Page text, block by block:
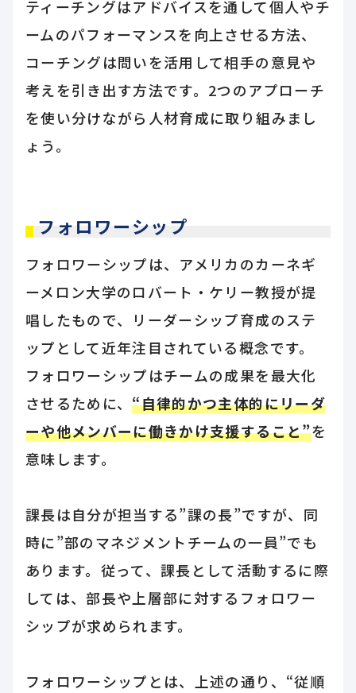
ティーチングはアドバイスを通して個人やチ
ームのパフォーマンスを向上させる方法、
コーチングは問いを活用して相手の意見や
考えを引き出す方法です。2つのアプローチ
を使い分けながら人材育成に取り組みまし
ょう。
フォロワーシップ
フォロワーシップは、アメリカのカーネギ
ーメロン大学のロバート・ケリー教授が提
唱したもので、リーダーシップ育成のステ
ップとして近年注目されている概念です。
フォロワーシップはチームの成果を最大化
させるために、“自律的かつ主体的にリーダ
ーや他メンバーに働きかけ支援すること”を
意味します。
課長は自分が担当する”課の長”ですが、同
時に”部のマネジメントチームの一員”でも
あります。従って、課長として活動するに際
しては、部長や上層部に対するフォロワー
シップが求められます。
フォロワーシップとは、上述の通り、“従順